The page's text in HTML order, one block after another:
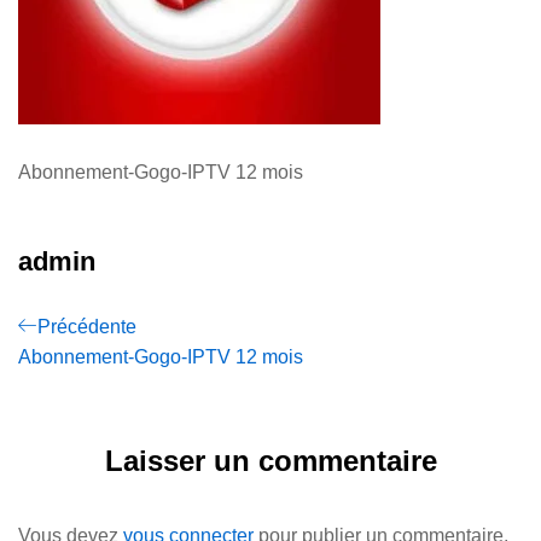
Abonnement-Gogo-IPTV 12 mois
admin
Navigation
de
Previous
Post
Précédente
Abonnement-Gogo-IPTV 12 mois
Laisser un commentaire
Vous devez vous connecter pour publier un commentaire.